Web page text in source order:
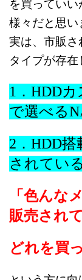
を買っていい
様々だと思い
実は、市販さ
タイプが存在
1．HDD
で選べる
2．HDD
されてい
「色んな
販売され
どれを買